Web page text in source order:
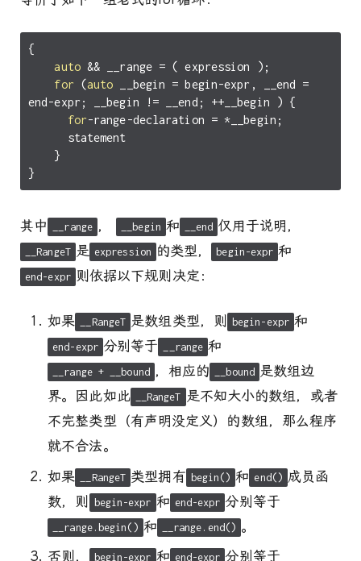
{
auto && __range = ( expression
);
for (auto __begin = begin-expr , __end =
end-expr ; __begin != __end ; ++ __begin ) {
for-range-declaration = * __begin ;
statement
}
}
其中 __range ， __begin 和 __end 仅用于说明，
__RangeT 是 expression 的类型， begin-expr 和
end-expr 则依据以下规则决定：
如果 __RangeT 是数组类型，则 begin-expr 和
end-expr 分别等于 __range 和
__range + __bound ，相应的 __bound 是数组边
界。因此如此
__RangeT 是不知大小的数组，或者
不完整类型（有声明没定义）的数组，那么程序
就不合法。
如果
__RangeT 类型拥有 begin() 和 end() 成员函
数，则 begin-expr 和 end-expr 分别等于
__range.begin() 和 __range.end() 。
否则，
begin-expr 和 end-expr 分别等于